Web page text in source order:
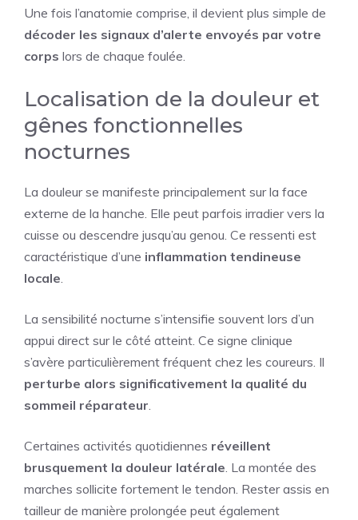
Une fois l’anatomie comprise, il devient plus simple de
décoder les signaux d’alerte envoyés par votre
corps lors de chaque foulée.
Localisation de la douleur et
gênes fonctionnelles
nocturnes
La douleur se manifeste principalement sur la face
externe de la hanche. Elle peut parfois irradier vers la
cuisse ou descendre jusqu’au genou. Ce ressenti est
caractéristique d’une inflammation tendineuse
locale.
La sensibilité nocturne s’intensifie souvent lors d’un
appui direct sur le côté atteint. Ce signe clinique
s’avère particulièrement fréquent chez les coureurs. Il
perturbe alors significativement la qualité du
sommeil réparateur.
Certaines activités quotidiennes réveillent
brusquement la douleur latérale. La montée des
marches sollicite fortement le tendon. Rester assis en
tailleur de manière prolongée peut également